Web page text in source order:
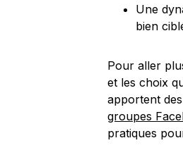
Une
bien
Pour aller
et les choix
apportent
groupes
pratiques